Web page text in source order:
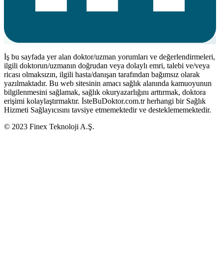
İş bu sayfada yer alan doktor/uzman yorumları ve değerlendirmeleri,
ilgili doktorun/uzmanın doğrudan veya dolaylı emri, talebi ve/veya
ricası olmaksızın, ilgili hasta/danışan tarafından bağımsız olarak
yazılmaktadır. Bu web sitesinin amacı sağlık alanında kamuoyunun
bilgilenmesini sağlamak, sağlık okuryazarlığını arttırmak, doktora
erişimi kolaylaştırmaktır. İsteBuDoktor.com.tr herhangi bir Sağlık
Hizmeti Sağlayıcısını tavsiye etmemektedir ve desteklememektedir.
© 2023 Finex Teknoloji A.Ş.